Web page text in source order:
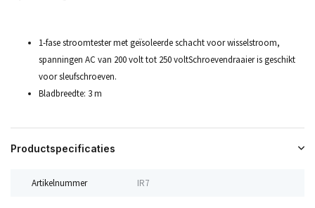
1-fase stroomtester met geïsoleerde schacht voor wisselstroom,
spanningen AC van 200 volt tot 250 voltSchroevendraaier is geschikt
voor sleufschroeven.
Bladbreedte: 3 m
Productspecificaties
Artikelnummer IR7